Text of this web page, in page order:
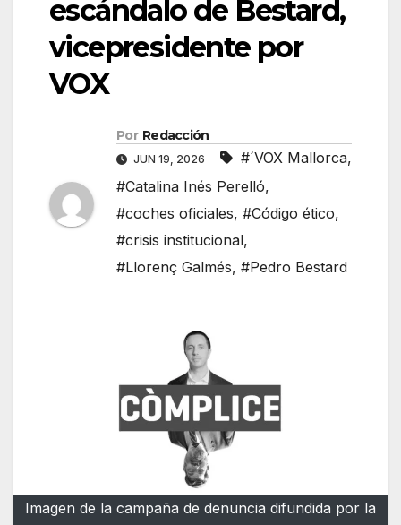
escándalo de Bestard,
vicepresidente por
VOX
Por Redacción
JUN 19, 2026 #´VOX Mallorca,
#Catalina Inés Perelló,
#coches oficiales, #Código ético,
#crisis institucional,
#Llorenç Galmés, #Pedro Bestard
Imagen de la campaña de denuncia difundida por la